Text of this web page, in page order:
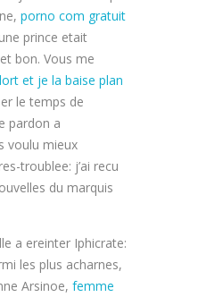
porno com gratuit
prince etait
bon. Vous me
et je la baise plan
le temps de
pardon a
voulu mieux
troublee: j’ai recu
du marquis
a ereinter Iphicrate:
les plus acharnes,
Arsinoe, femme